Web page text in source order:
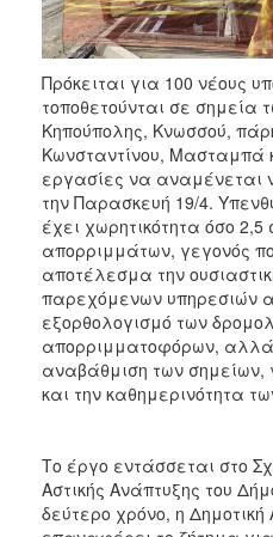
2012
2011
2010
2006
ΔΗΜΟΤΗΣ
ΕΠΙΣΚΕΠΤΗΣ
ΗΡΑΚΛΕΙΟ
Πρόκειται για 100 νέους
τοποθετούνται σε σημεία
Κηπούπολης, Κνωσσού,
Κωνσταντίνου, Μασταμπά
εργασίες να αναμένεται
την Παρασκευή 19/4.
έχει χωρητικότητα όσο 2,5
απορριμμάτων, γεγονός
αποτέλεσμα την
παρεχόμενων υπηρεσιών
εξορθολογισμό των
απορριμματοφόρων, αλλά
αναβάθμιση των σημείων,
και την καθημερινότητα
Το έργο εντάσσεται στο
Αστικής Ανάπτυξης του
δεύτερο χρόνο, η